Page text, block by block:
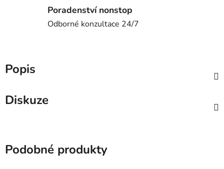
Poradenství nonstop
Odborné konzultace 24/7
Popis
Diskuze
Podobné produkty